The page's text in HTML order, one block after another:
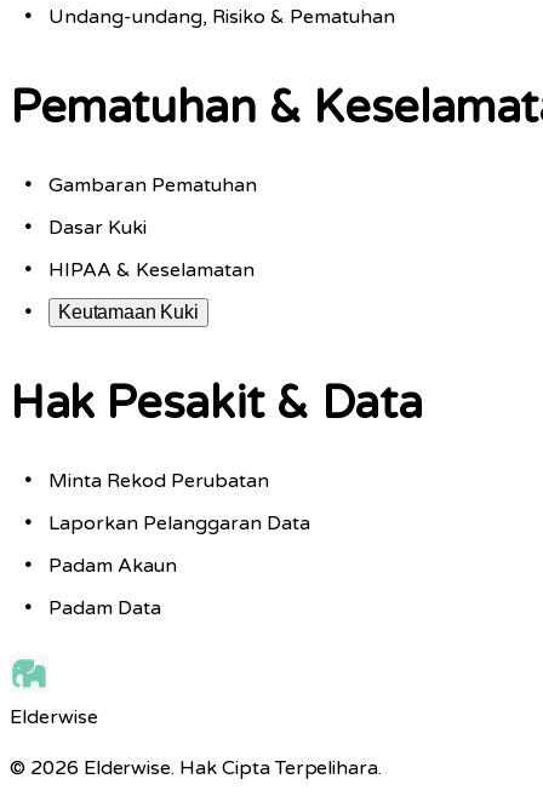
Undang-undang, Risiko & Pematuhan
Pematuhan &
Gambaran Pematuhan
Dasar Kuki
HIPAA & Keselamatan
Keutamaan Kuki
Hak Pesakit & Data
Minta Rekod Perubatan
Laporkan Pelanggaran Data
Padam Akaun
Padam Data
Elderwise
© 2026 Elderwise. Hak Cipta Terpelihara.